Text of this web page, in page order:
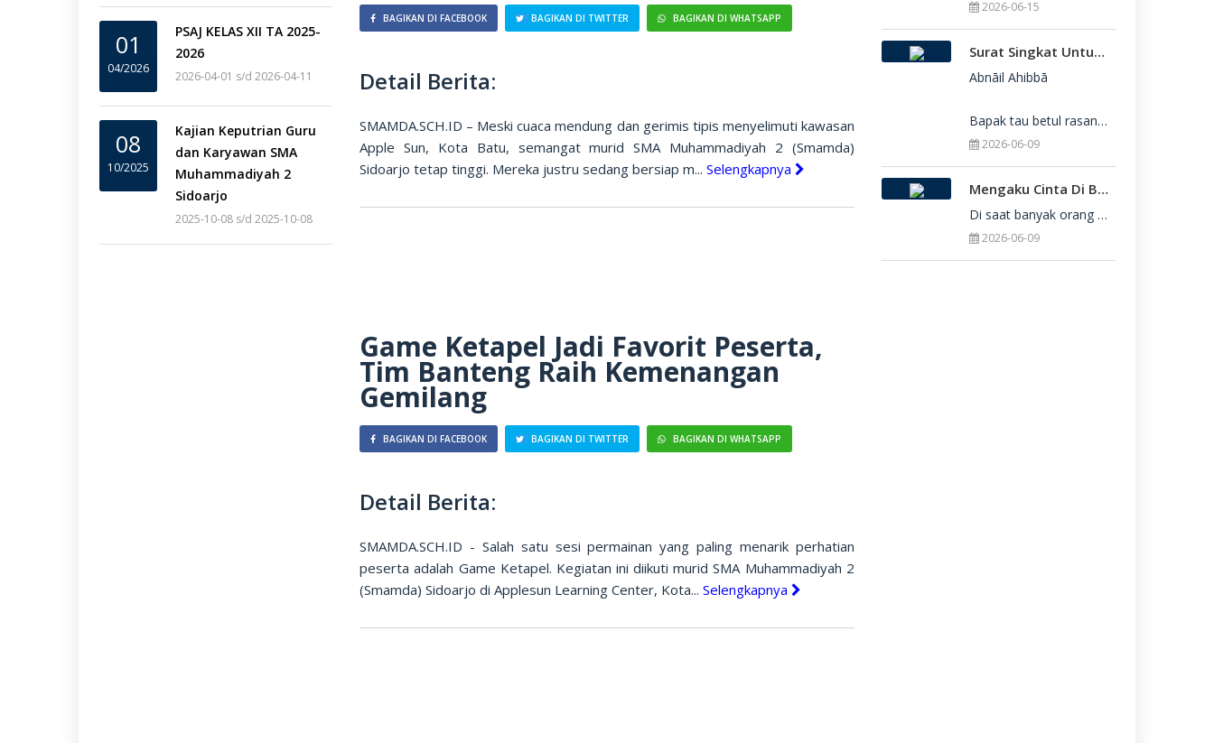
01
04/2026
PSAJ KELAS XII TA 2025-
2026
2026-04-01 s/d 2026-04-11
08
10/2025
Kajian Keputrian Guru
dan Karyawan SMA
Muhammadiyah 2
Sidoarjo
2025-10-08 s/d 2025-10-08
BAGIKAN DI FACEBOOK BAGIKAN DI TWITTER BAGIKAN DI WHATSAPP
Detail Berita:
SMAMDA.SCH.ID – Meski cuaca mendung dan gerimis tipis menyelimuti kawasan
Apple Sun, Kota Batu, semangat murid SMA Muhammadiyah 2 (Smamda)
Sidoarjo tetap tinggi. Mereka justru sedang bersiap m...Selengkapnya
Game Ketapel Jadi Favorit Peserta,
Tim Banteng Raih Kemenangan
Gemilang
BAGIKAN DI FACEBOOK BAGIKAN DI TWITTER BAGIKAN DI WHATSAPP
Detail Berita:
SMAMDA.SCH.ID - Salah satu sesi permainan yang paling menarik perhatian
peserta adalah Game Ketapel. Kegiatan ini diikuti murid SMA Muhammadiyah 2
(Smamda) Sidoarjo di Applesun Learning Center, Kota...Selengkapnya
2026-06-15
Surat Singkat Untukmu Yang Belum Juga Diterima Di Perguruan Tinggi
Abnāil Ahibbā
Bapak tau betul rasanya berat sekali ketika dirimu belum juga diterima di Perguru
2026-06-09
Mengaku Cinta Di Balik Keterbatasan: Seni Menerima Diri Di Hadapan Ilahi
Di saat banyak orang yang serba menuntut kesempurnaan, kita sering kali terjebak dalam rasa bersalah
2026-06-09